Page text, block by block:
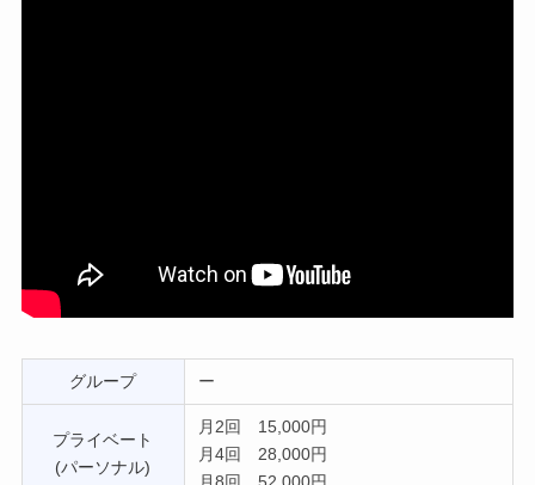
グループ ー
プライベート
(パーソナル)
月2回 15,000円
月4回 28,000円